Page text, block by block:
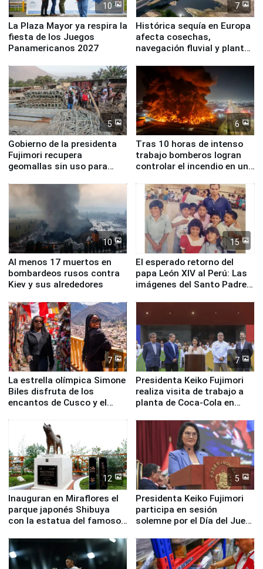
10
La Plaza Mayor ya respira la
fiesta de los Juegos
Panamericanos 2027
7
Histórica sequía en Europa
afecta cosechas,
navegación fluvial y plantas
5
Gobierno de la presidenta
Fujimori recupera
geomallas sin uso para
Fenómeno El Niño
6
Tras 10 horas de intenso
trabajo bomberos logran
controlar el incendio en una
de Chile
10
Al menos 17 muertos en
bombardeos rusos contra
Kiev y sus alrededores
15
El esperado retorno del
papa León XIV al Perú: Las
imágenes del Santo Padre
7
La estrella olímpica Simone
Biles disfruta de los
encantos de Cusco y el
7
Presidenta Keiko Fujimori
realiza visita de trabajo a
planta de Coca-Cola en
12
Inauguran en Miraflores el
parque japonés Shibuya
con la estatua del famoso
5
Presidenta Keiko Fujimori
participa en sesión
solemne por el Día del Juez